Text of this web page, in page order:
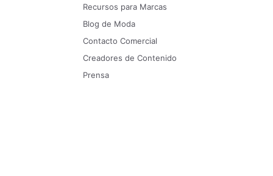
Recursos para Marcas
Blog de Moda
Contacto Comercial
Creadores de Contenido
Prensa